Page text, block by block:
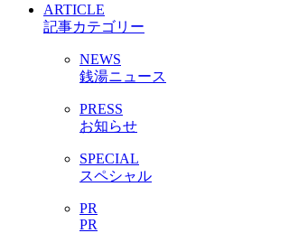
ARTICLE
記事カテゴリー
NEWS
銭湯ニュース
PRESS
お知らせ
SPECIAL
スペシャル
PR
PR